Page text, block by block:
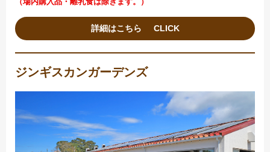
詳細はこちら
ジンギスカンガーデンズ